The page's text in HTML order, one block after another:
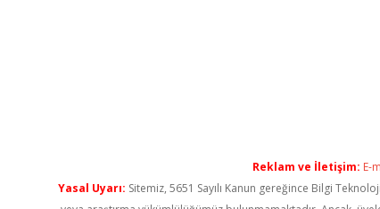
Reklam ve İletişim: E-
Yasal Uyarı: Sitemiz, 5651 Sayılı Kanun gereğince Bilgi